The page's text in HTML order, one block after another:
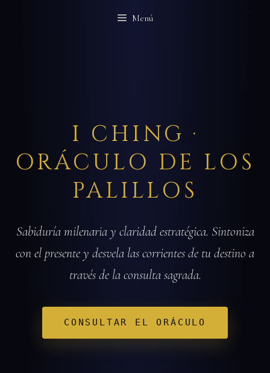
Menú
I CHING ·
ORÁCULO DE LOS
PALILLOS
Sabiduría milenaria y claridad estratégica. Sintoniza
con el presente y desvela las corrientes de tu destino a
través de la consulta sagrada.
CONSULTAR EL ORÁCULO